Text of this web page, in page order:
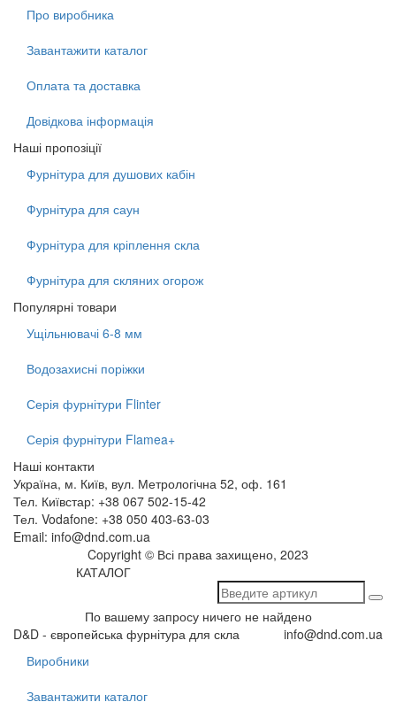
Про виробника
Завантажити каталог
Оплата та доставка
Довідкова інформація
Наші пропозіції
Фурнітура для душових кабін
Фурнітура для саун
Фурнітура для кріплення скла
Фурнітура для скляних огорож
Популярні товари
Ущільнювачі 6-8 мм
Водозахисні поріжки
Серія фурнітури Flinter
Серія фурнітури Flamea+
Наші контакти
Україна, м. Київ, вул. Метрологічна 52, оф. 161
Тел. Київстар: +38 067 502-15-42
Тел. Vodafone: +38 050 403-63-03
Email: info@dnd.com.ua
Copyright © Всі права захищено, 2023
КАТАЛОГ
По вашему запросу ничего не найдено
D&D - європейська фурнітура для скла
info@dnd.com.ua
Виробники
Завантажити каталог